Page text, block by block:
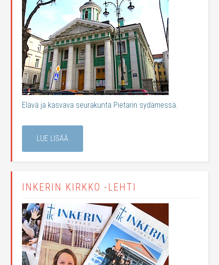
Elävä ja kasvava seurakunta Pietarin sydämessä.
LUE LISÄÄ
INKERIN KIRKKO -LEHTI